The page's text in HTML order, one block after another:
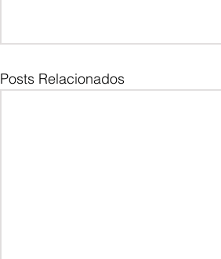
Posts Relacionados